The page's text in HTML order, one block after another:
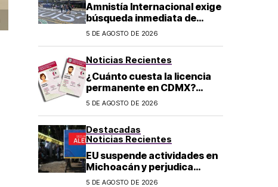
Amnistía Internacional exige
búsqueda inmediata de
ambientalista desaparecido
5 DE AGOSTO DE 2026
Noticias Recientes
¿Cuánto cuesta la licencia
permanente en CDMX?
Costo y fecha límite del
5 DE AGOSTO DE 2026
Destacadas
Noticias Recientes
EU suspende actividades en
Michoacán y perjudica
exportación de aguacate
5 DE AGOSTO DE 2026